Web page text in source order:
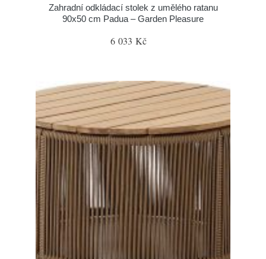
Zahradní odkládací stolek z umělého ratanu
90x50 cm Padua – Garden Pleasure
6 033 Kč